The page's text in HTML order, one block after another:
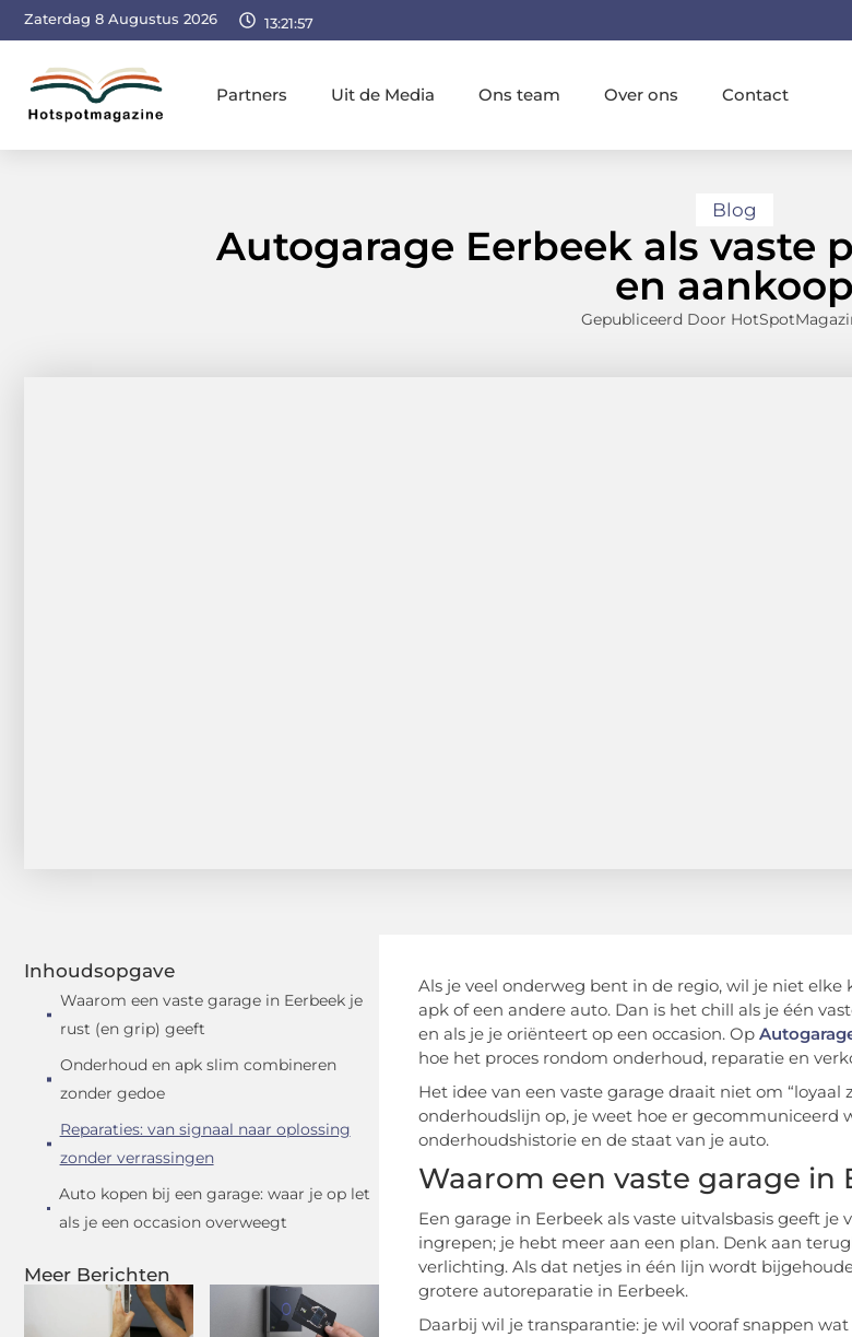
Zaterdag 8 Augustus 2026 13:21:58
Partners Uit de Media Ons team Over ons Contact
Blog
Autogarage Eerbeek als vaste
en aankoop
Gepubliceerd Door
Inhoudsopgave
Waarom een vaste garage in Eerbeek je
rust (en grip) geeft
Onderhoud en apk slim combineren
zonder gedoe
Reparaties: van signaal naar oplossing
zonder verrassingen
Auto kopen bij een garage: waar je op let
als je een occasion overweegt
Meer Berichten
Als je veel onderweg bent in de regio, wil je niet
apk of een andere auto. Dan is het chill als je één
en als je je oriënteert op een occasion. Op
hoe het proces rondom onderhoud, reparatie en
Het idee van een vaste garage draait niet om
onderhoudslijn op, je weet hoe er gecommuniceerd
onderhoudshistorie en de staat van je auto.
Waarom een vaste garage
Een garage in Eerbeek als vaste uitvalsbasis geeft
ingrepen; je hebt meer aan een plan. Denk aan
verlichting. Als dat netjes in één lijn wordt
grotere autoreparatie in Eerbeek.
Daarbij wil je transparantie: je wil vooraf snappen